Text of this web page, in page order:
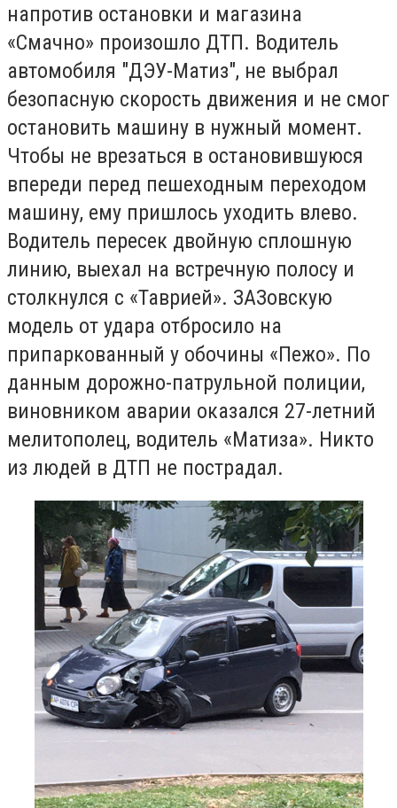
напротив остановки и магазина
«Смачно» произошло ДТП. Водитель
автомобиля "ДЭУ-Матиз", не выбрал
безопасную скорость движения и не смог
остановить машину в нужный момент.
Чтобы не врезаться в остановившуюся
впереди перед пешеходным переходом
машину, ему пришлось уходить влево.
Водитель пересек двойную сплошную
линию, выехал на встречную полосу и
столкнулся с «Таврией». ЗАЗовскую
модель от удара отбросило на
припаркованный у обочины «Пежо». По
данным дорожно-патрульной полиции,
виновником аварии оказался 27-летний
мелитополец, водитель «Матиза». Никто
из людей в ДТП не пострадал.